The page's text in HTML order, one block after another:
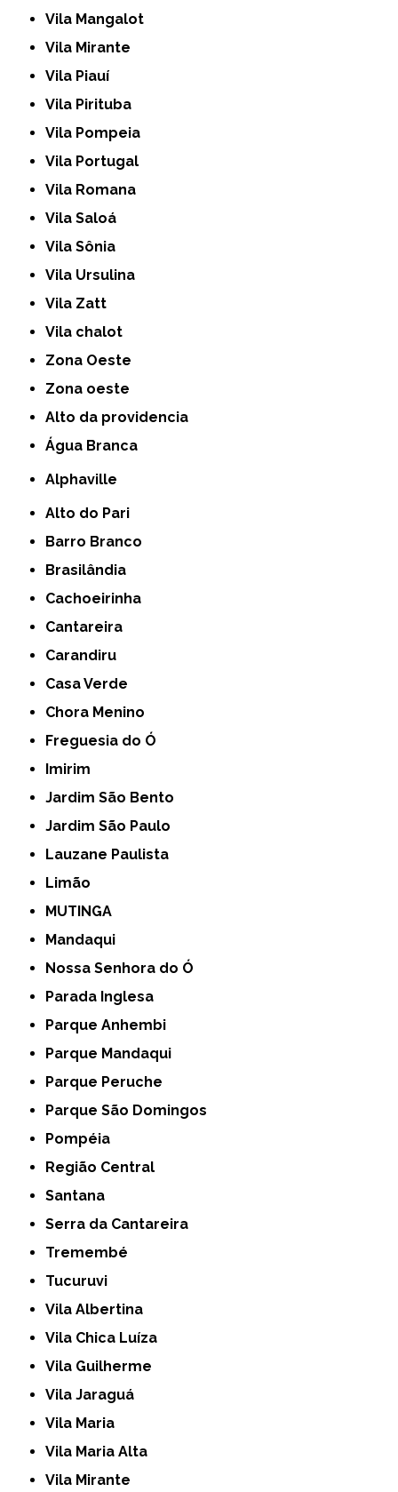
Vila Mangalot
Vila Mirante
Vila Piauí
Vila Pirituba
Vila Pompeia
Vila Portugal
Vila Romana
Vila Saloá
Vila Sônia
Vila Ursulina
Vila Zatt
Vila chalot
Zona Oeste
Zona oeste
alto da providencia
Água Branca
Alphaville
Alto do Pari
Barro Branco
Brasilândia
Cachoeirinha
Cantareira
Carandiru
Casa Verde
Chora Menino
Freguesia do Ó
Imirim
Jardim São Bento
Jardim São Paulo
Lauzane Paulista
Limão
MUTINGA
Mandaqui
Nossa Senhora do Ó
Parada Inglesa
Parque Anhembi
Parque Mandaqui
Parque Peruche
Parque São Domingos
Pompéia
Região Central
Santana
Serra da Cantareira
Tremembé
Tucuruvi
Vila Albertina
Vila Chica Luíza
Vila Guilherme
Vila Jaraguá
Vila Maria
Vila Maria Alta
Vila Mirante